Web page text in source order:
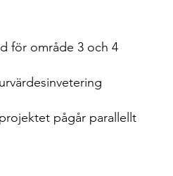
för område 3 och 4
pågår parallellt